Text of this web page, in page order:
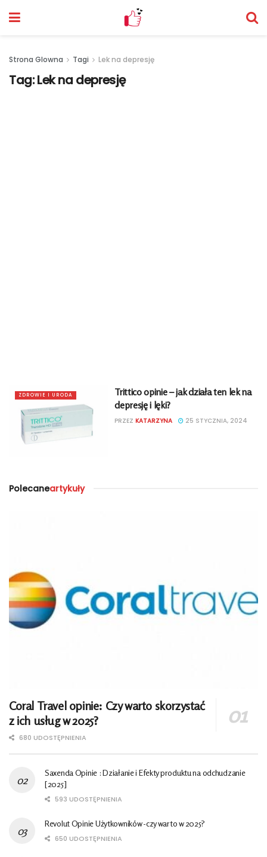
Strona Glowna Tagi Lek na depresję
Tag:Lek na depresję
ZDROWIE I URODA
Trittico opinie – jak działa ten lek na
depresję i lęki?
PRZEZ KATARZYNA 25 STYCZNIA, 2024
Polecaneartykuły
Coral Travel opinie: Czy warto skorzystać
z ich usług w 2025?
680 UDOSTĘPNIENIA
Saxenda Opinie : Działanie i Efekty produktu na odchudzanie
[2025]
593 UDOSTĘPNIENIA
Revolut Opinie Użytkowników -czy warto w 2025?
650 UDOSTĘPNIENIA